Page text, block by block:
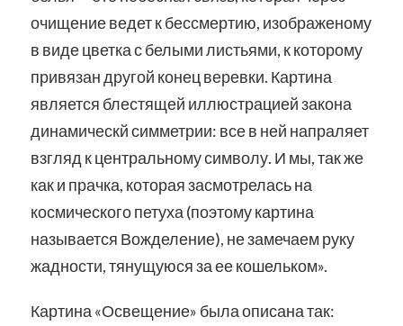
очищение ведет к бессмертию, изображеному
в виде цветка с белыми листьями, к которому
привязан другой конец веревки. Картина
является блестящей иллюстрацией закона
динамическй симметрии: все в ней напраляет
взгляд к центральному символу. И мы, так же
как и прачка, которая засмотрелась на
космического петуха (поэтому картина
называется Вожделение), не замечаем руку
жадности, тянущуюся за ее кошельком».
Картина «Освещение» была описана так: